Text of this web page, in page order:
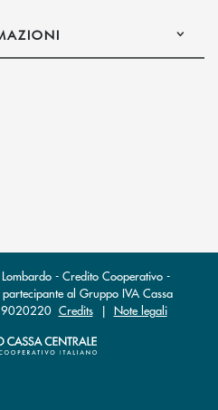
apre l’app di posta elettronica)
l’app di posta elettronica)
- Credito Cooperativo -
al Gruppo IVA Cassa
Credits| Note legali